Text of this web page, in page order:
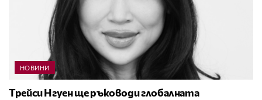
НОВИНИ
Трейси Нгуен ще ръководи глобалната